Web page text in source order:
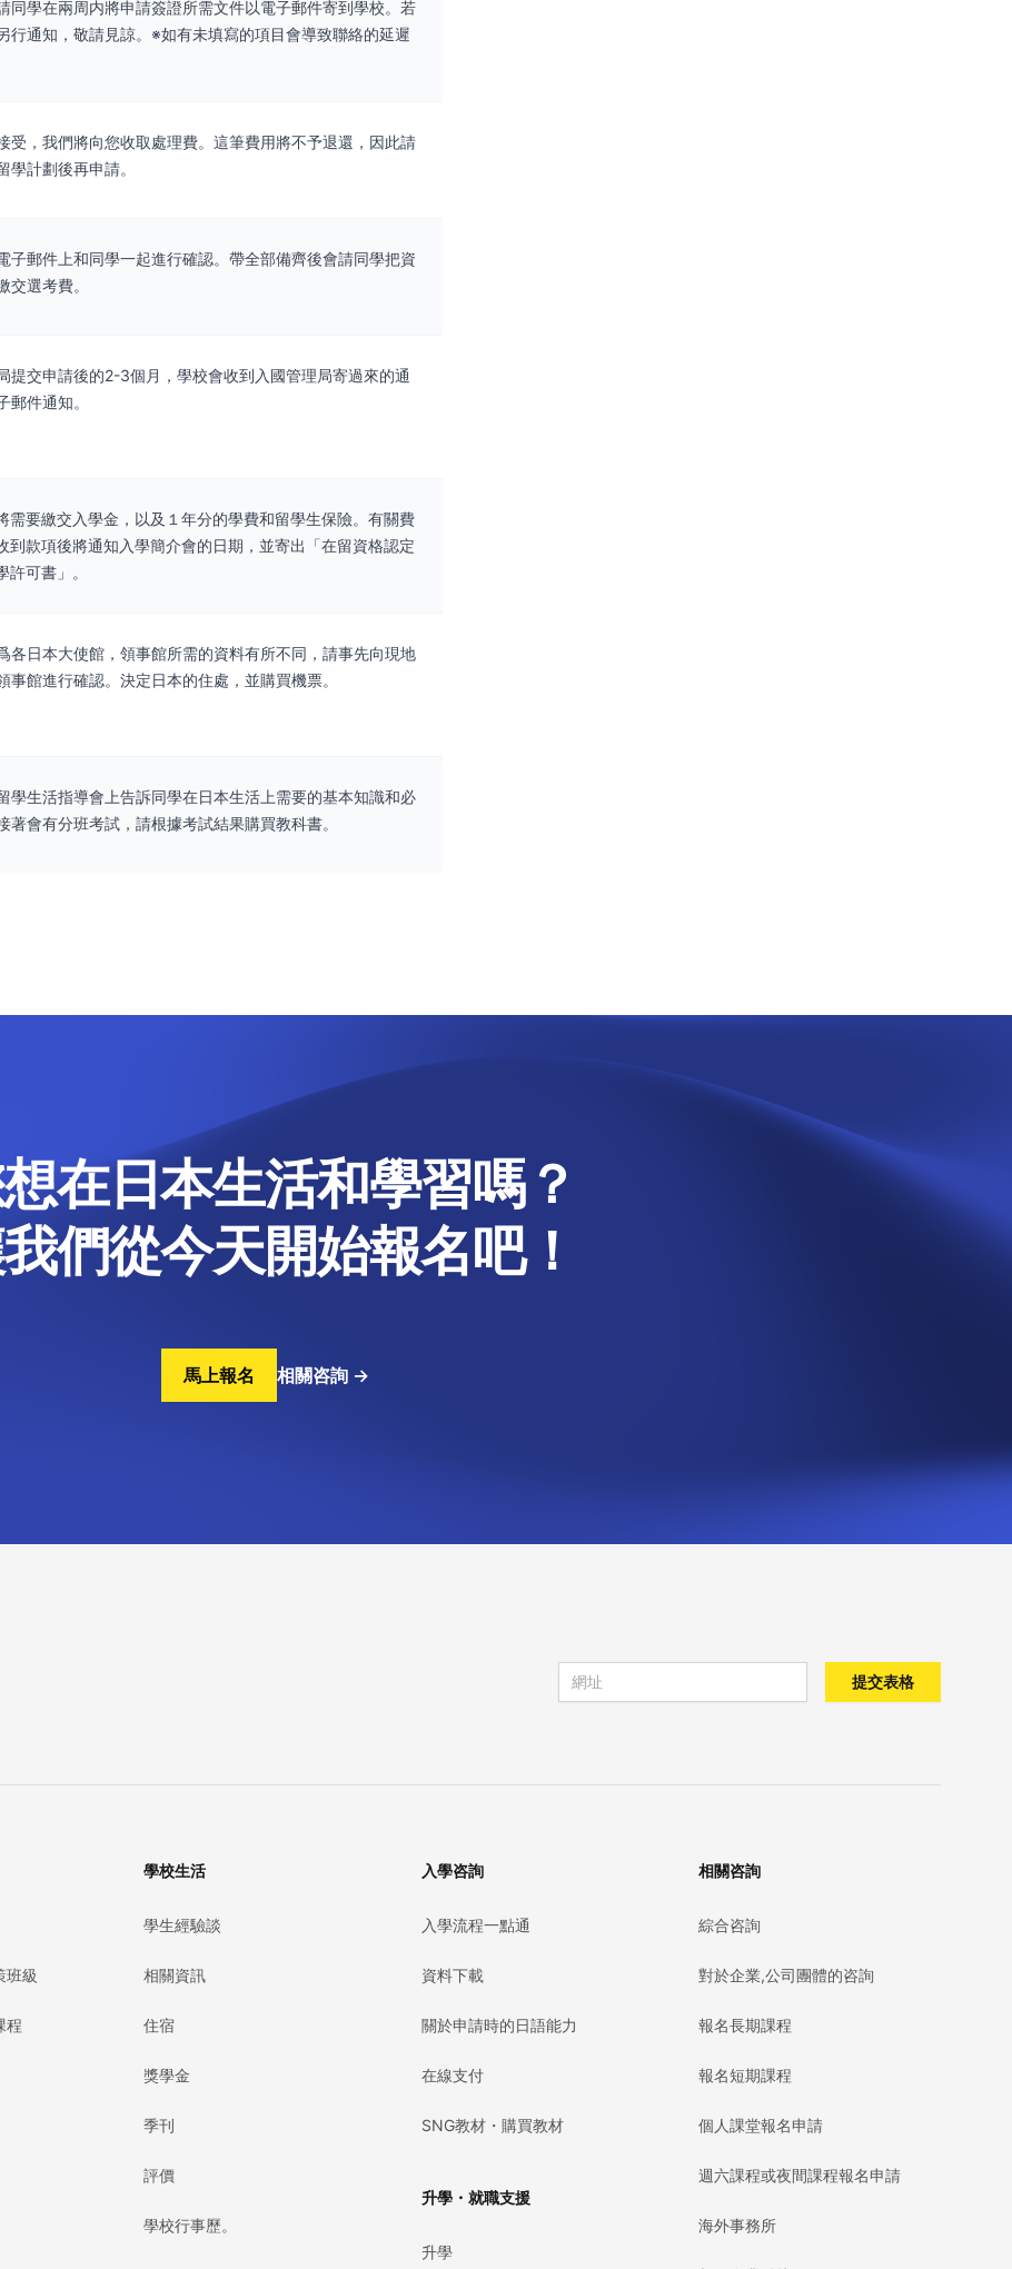
同學在兩周内將申請簽證所需文件以電子郵件寄到學校。若
行通知，敬請見諒。※如有未填寫的項目會導致聯絡的延遲
受，我們將向您收取處理費。這筆費用將不予退還，因此請
學計劃後再申請。
子郵件上和同學一起進行確認。帶全部備齊後會請同學把資
交選考費。
提交申請後的2-3個月，學校會收到入國管理局寄過來的通
郵件通知。
需要繳交入學金，以及１年分的學費和留學生保險。有關費
到款項後將通知入學簡介會的日期，並寄出「在留資格認定
可書」。
各日本大使館，領事館所需的資料有所不同，請事先向現地
事館進行確認。決定日本的住處，並購買機票。
學生活指導會上告訴同學在日本生活上需要的基本知識和必
著會有分班考試，請根據考試結果購買教科書。
在日本生活和學習嗎？
們從今天開始報名吧！
馬上報名 相關咨詢 →
Email address 提交表格
班級
程
學校生活
學生經驗談
相關資訊
住宿
獎學金
季刊
評價
學校行事歷。
入學咨詢
入學流程一點通
資料下載
關於申請時的日語能力
在線支付
SNG教材・購買教材
升學・就職支援
升學
相關咨詢
綜合咨詢
對於企業,公司團體的咨詢
報名長期課程
報名短期課程
個人課堂報名申請
週六課程或夜間課程報名申請
海外事務所